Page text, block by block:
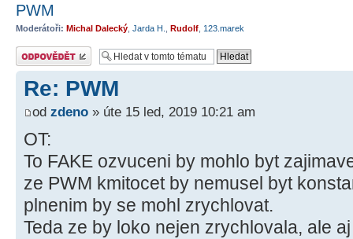
PWM
Moderátoři: Michal Dalecký Jarda H. Rudolf 123.marek
Odeslat odpověď
Re: PWM
od zdeno » úte 15 led, 2019 10:21 am
OT:
To FAKE ozvuceni by mohlo byt
ze PWM kmitocet by nemusel byt
plnenim by se mohl zrychlovat.
Teda ze by loko nejen zrychlovala, ale